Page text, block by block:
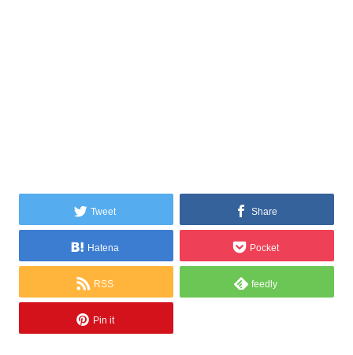
Tweet Share
Hatena Pocket
RSS feedly
Pin it